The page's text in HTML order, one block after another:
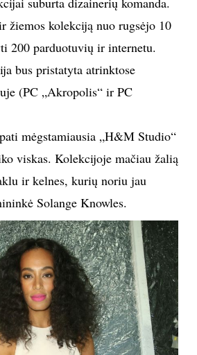
žiemos kolekciją nuo rugsėjo 10
200 parduotuvių ir internetu.
bus pristatyta atrinktose
(PC „Akropolis“ ir PC
mėgstamiausia „H&M Studio“
viskas. Kolekcijoje mačiau žalią
ir kelnes, kurių noriu jau
Solange Knowles.